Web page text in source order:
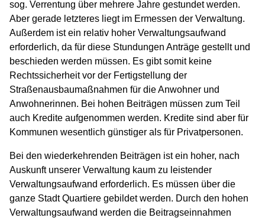
sog. Verrentung über mehrere Jahre gestundet werden.
Aber gerade letzteres liegt im Ermessen der Verwaltung.
Außerdem ist ein relativ hoher Verwaltungsaufwand
erforderlich, da für diese Stundungen Anträge gestellt und
beschieden werden müssen. Es gibt somit keine
Rechtssicherheit vor der Fertigstellung der
Straßenausbaumaßnahmen für die Anwohner und
Anwohnerinnen. Bei hohen Beiträgen müssen zum Teil
auch Kredite aufgenommen werden. Kredite sind aber für
Kommunen wesentlich günstiger als für Privatpersonen.
Bei den wiederkehrenden Beiträgen ist ein hoher, nach
Auskunft unserer Verwaltung kaum zu leistender
Verwaltungsaufwand erforderlich. Es müssen über die
ganze Stadt Quartiere gebildet werden. Durch den hohen
Verwaltungsaufwand werden die Beitragseinnahmen